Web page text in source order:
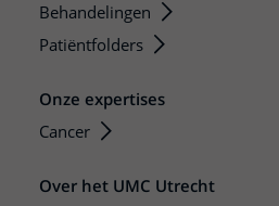
Behandelingen
Patiëntfolders
Onze expertises
Cancer
Over het UMC Utrecht